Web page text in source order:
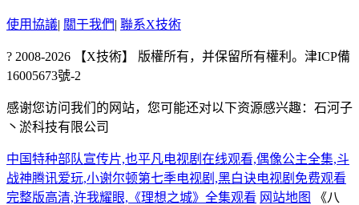
使用協議| 關于我們| 聯系X技術
? 2008-2026 【X技術】 版權所有，并保留所有權利。津ICP備
16005673號-2
感谢您访问我们的网站，您可能还对以下资源感兴趣：石河子
丶淤科技有限公司
中国特种部队宣传片,也平凡电视剧在线观看,偶像公主全集,斗
战神腾讯爱玩,小谢尔顿第七季电视剧,黑白诀电视剧免费观看
完整版高清,许我耀眼,《理想之城》全集观看 网站地图
《八